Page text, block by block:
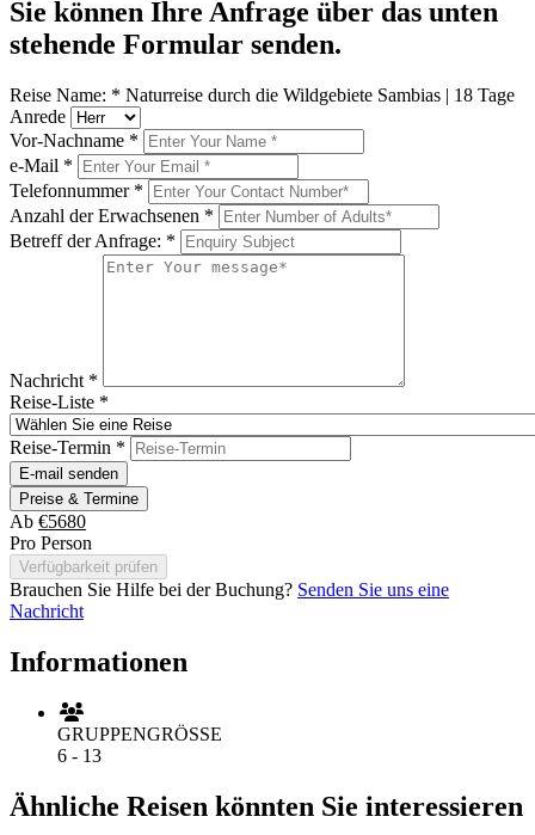
Sie können Ihre Anfrage über das unten
stehende Formular senden.
Reise Name: * Naturreise durch die Wildgebiete Sambias | 18 Tage
Anrede
Vor-Nachname *
e-Mail *
Telefonnummer *
Anzahl der Erwachsenen *
Betreff der Anfrage: *
Nachricht *
Reise-Liste *
Reise-Termin *
E-mail senden
Preise & Termine
Ab €5680
Pro Person
Verfügbarkeit prüfen
Brauchen Sie Hilfe bei der Buchung? Senden Sie uns eine
Nachricht
Informationen
GRUPPENGRÖSSE
6 - 13
Ähnliche Reisen könnten Sie interessieren